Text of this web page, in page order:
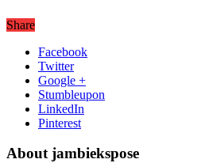
Share
Facebook
Twitter
Google +
Stumbleupon
LinkedIn
Pinterest
About jambiekspose